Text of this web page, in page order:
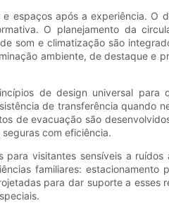
espaços após a experiência. O
O planejamento da
som e climatização são
ambiente, de destaque e
de design universal para
de transferência quando
de evacuação são
com eficiência.
visitantes sensíveis a
familiares: estacionamento
para dar suporte a esses